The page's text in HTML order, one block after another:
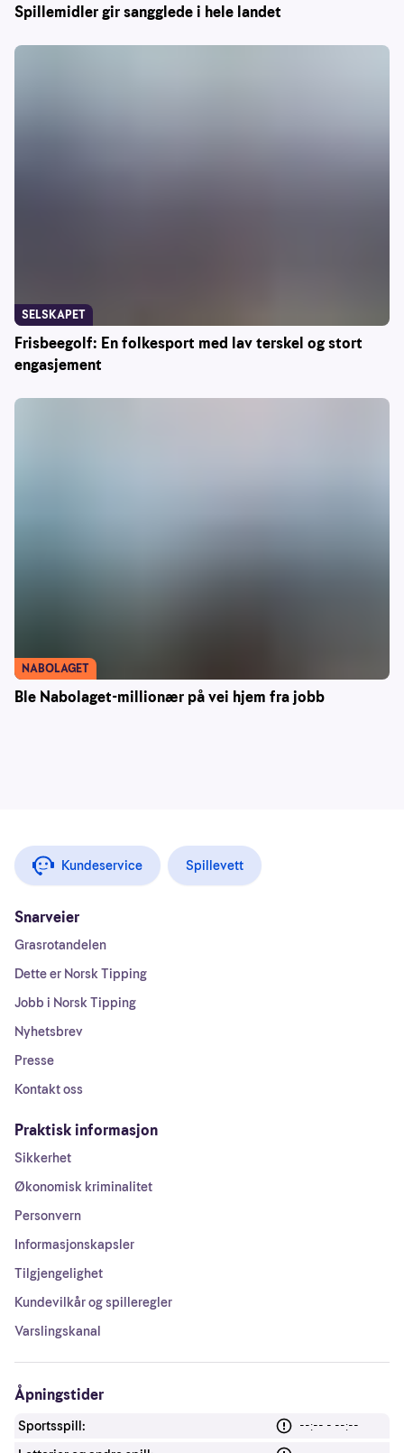
Spillemidler gir sangglede i hele landet
Frisbeegolf: En folkesport med lav terskel og stort
engasjement
SELSKAPET
Ble Nabolaget-millionær på vei hjem fra jobb
NABOLAGET
Kundeservice Spillevett
Snarveier
Grasrotandelen
Dette er Norsk Tipping
Jobb i Norsk Tipping
Nyhetsbrev
Presse
Kontakt oss
Praktisk informasjon
Sikkerhet
Økonomisk kriminalitet
Personvern
Informasjonskapsler
Tilgjengelighet
Kundevilkår og spilleregler
Varslingskanal
Åpningstider
Sportsspill:
--:-- - --:--